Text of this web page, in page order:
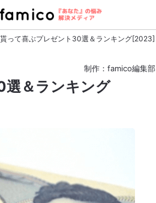
って喜ぶプレゼント30選＆ランキング[2023]
制作：famico編集部
＆ランキング